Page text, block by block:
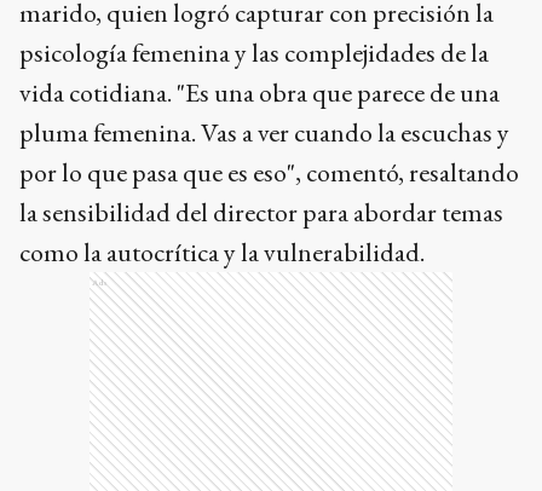
marido, quien logró capturar con precisión la
psicología femenina y las complejidades de la
vida cotidiana. "Es una obra que parece de una
pluma femenina. Vas a ver cuando la escuchas y
por lo que pasa que es eso", comentó, resaltando
la sensibilidad del director para abordar temas
como la autocrítica y la vulnerabilidad.
Ads